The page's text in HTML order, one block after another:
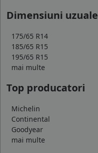
Dimensiuni uzuale
175/65 R14
185/65 R15
195/65 R15
mai multe
Top producatori
Michelin
Continental
Goodyear
mai multe